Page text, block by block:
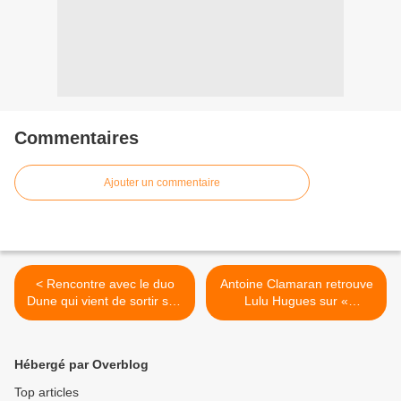
Commentaires
Ajouter un commentaire
< Rencontre avec le duo
Dune qui vient de sortir son
premier EP !
Antoine Clamaran retrouve
Lulu Hugues sur «
Hallelujah » ! >
Hébergé par Overblog
Top articles